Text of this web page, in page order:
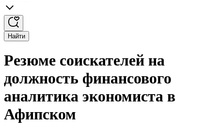
Найти
Резюме соискателей на
должность финансового
аналитика экономиста в
Афипском